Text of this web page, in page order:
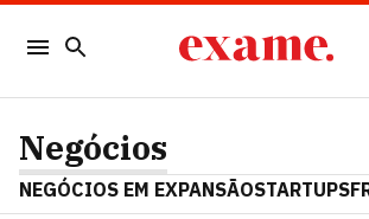
Negócios
NEGÓCIOS EM EXPANSÃOSTARTUPS